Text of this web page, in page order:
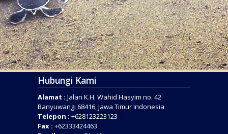
Hubungi Kami
Alamat : Jalan K.H. Wahid Hasyim no. 42
Banyuwangi 68416, Jawa Timur Indonesia
Telepon : +628123223123
Fax : +62333424463